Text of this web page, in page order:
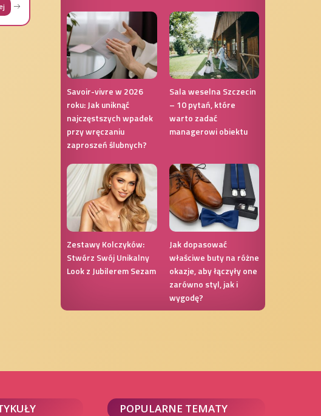
Savoir-vivre w 2026
roku: Jak uniknąć
najczęstszych wpadek
przy wręczaniu
zaproszeń ślubnych?
Sala weselna Szczecin
– 10 pytań, które
warto zadać
managerowi obiektu
Zestawy Kolczyków:
Stwórz Swój Unikalny
Look z Jubilerem Sezam
Jak dopasować
właściwe buty na różne
okazje, aby łączyły one
zarówno styl, jak i
wygodę?
POPULARNE TEMATY